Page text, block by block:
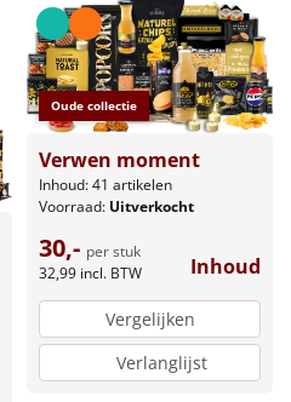
Oude collectie
Verwen moment
Inhoud: 41 artikelen
Voorraad: Uitverkocht
30,- per stuk
32,99 incl. BTW Inhoud
Vergelijken
Verlanglijst